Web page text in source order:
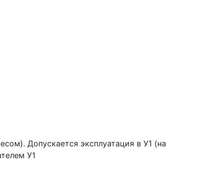
Допускается эксплуатация в У1 (на
У1